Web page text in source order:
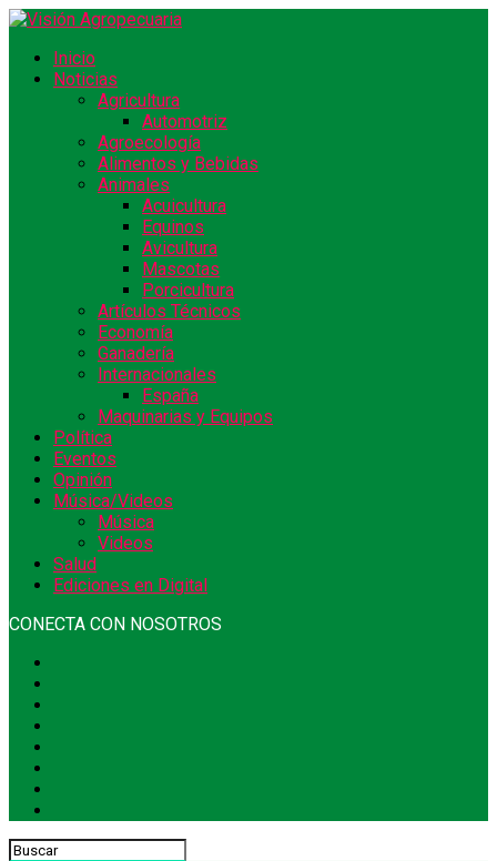
Inicio
Noticias
Agricultura
Automotriz
Agroecología
Alimentos y Bebidas
Animales
Acuicultura
Equinos
Avicultura
Mascotas
Porcicultura
Artículos Técnicos
Economía
Ganadería
Internacionales
España
Maquinarias y Equipos
Política
Eventos
Opinión
Música/Videos
Música
Videos
Salud
Ediciones en Digital
CONECTA CON NOSOTROS